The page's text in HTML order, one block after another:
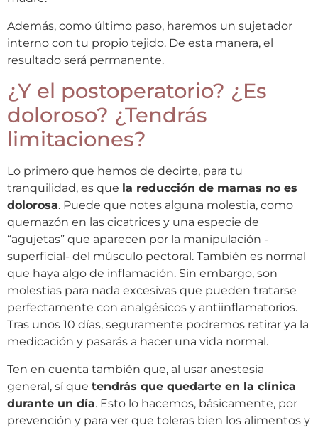
Además, como último paso, haremos un sujetador
interno con tu propio tejido. De esta manera, el
resultado será permanente.
¿Y el postoperatorio? ¿Es
doloroso? ¿Tendrás
limitaciones?
Lo primero que hemos de decirte, para tu
tranquilidad, es que la reducción de mamas no es
dolorosa. Puede que notes alguna molestia, como
quemazón en las cicatrices y una especie de
“agujetas” que aparecen por la manipulación -
superficial- del músculo pectoral. También es normal
que haya algo de inflamación. Sin embargo, son
molestias para nada excesivas que pueden tratarse
perfectamente con analgésicos y antiinflamatorios.
Tras unos 10 días, seguramente podremos retirar ya la
medicación y pasarás a hacer una vida normal.
Ten en cuenta también que, al usar anestesia
general, sí que tendrás que quedarte en la clínica
durante un día. Esto lo hacemos, básicamente, por
prevención y para ver que toleras bien los alimentos y